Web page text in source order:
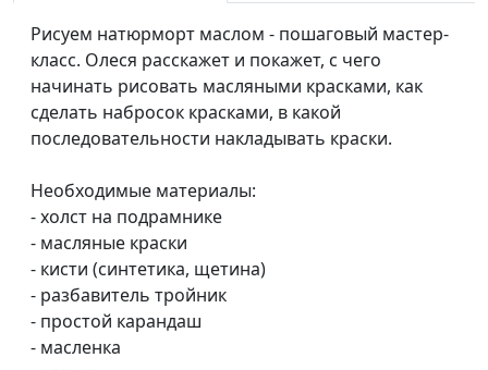
живопись. 5.
Рисуем портрет
поэтапно |
Пастель
живопись. 4.
Учимся рисовать
наброски |
Карандаш
Рисунок и
живопись. 3.
Рисуем натюрморт маслом - пошаговый мастер-
класс. Олеся расскажет и покажет, с чего
начинать рисовать масляными красками, как
сделать набросок красками, в какой
последовательности накладывать краски.
Необходимые материалы:
- холст на подрамнике
- масляные краски
- кисти (синтетика, щетина)
- разбавитель тройник
- простой карандаш
- масленка